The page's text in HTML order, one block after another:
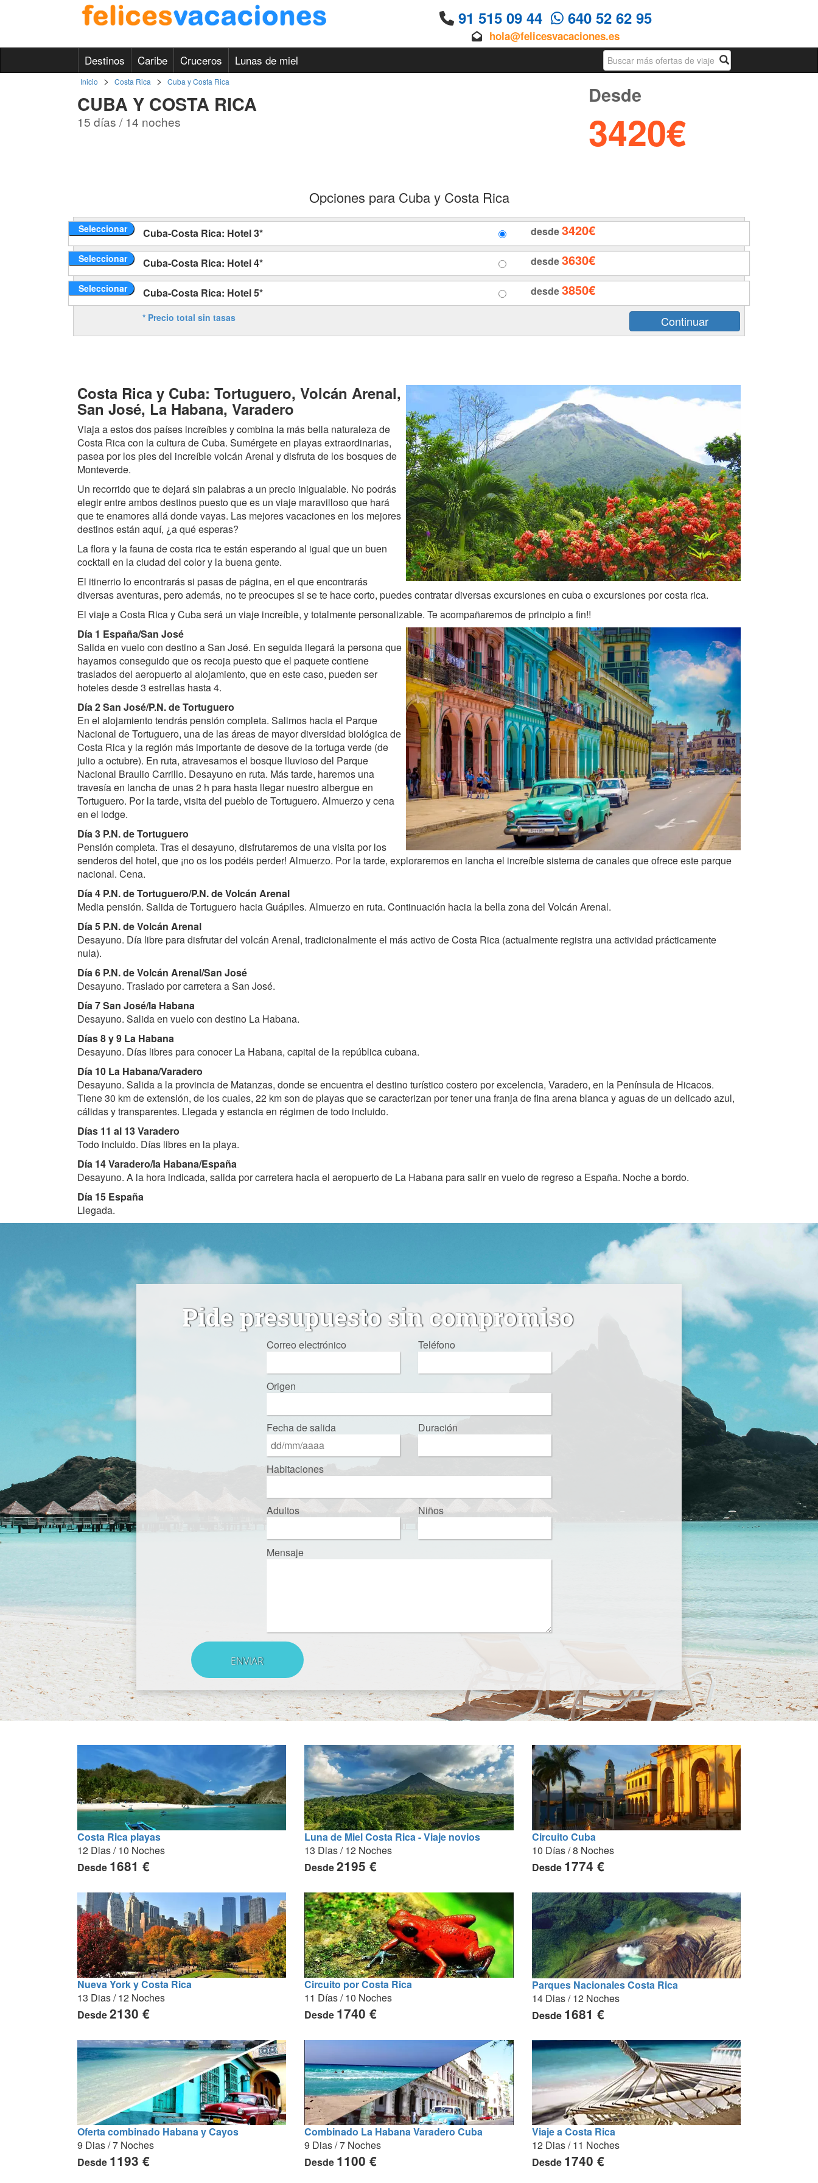
91 515 09 44 640 52 62 95
hola@felicesvacaciones.es
Destinos Caribe Cruceros Lunas de miel Busqueda
Inicio > Costa Rica > Cuba y Costa Rica
CUBA Y COSTA RICA
15 días / 14 noches
Desde
3420€
Opciones para Cuba y Costa Rica
Seleccionar Cuba-Costa Rica: Hotel 3* desde3420€
Seleccionar Cuba-Costa Rica: Hotel 4* desde3630€
Seleccionar Cuba-Costa Rica: Hotel 5* desde3850€
* Precio total sin tasas
Costa Rica y Cuba: Tortuguero, Volcán Arenal,
San José, La Habana, Varadero
Viaja a estos dos países increíbles y combina la más bella naturaleza de
Costa Rica con la cultura de Cuba. Sumérgete en playas extraordinarias,
pasea por los pies del increíble volcán Arenal y disfruta de los bosques de
Monteverde.
Un recorrido que te dejará sin palabras a un precio inigualable. No podrás
elegir entre ambos destinos puesto que es un viaje maravilloso que hará
que te enamores allá donde vayas. Las mejores vacaciones en los mejores
destinos están aquí, ¿a qué esperas?
La flora y la fauna de costa rica te están esperando al igual que un buen
cocktail en la ciudad del color y la buena gente.
El itinerrio lo encontrarás si pasas de página, en el que encontrarás
diversas aventuras, pero además, no te preocupes si se te hace corto, puedes contratar diversas excursiones en cuba o excursiones por costa rica.
El viaje a Costa Rica y Cuba será un viaje increíble, y totalmente personalizable. Te acompañaremos de principio a fin!!
Día 1 España/San José
Salida en vuelo con destino a San José. En seguida llegará la persona que
hayamos conseguido que os recoja puesto que el paquete contiene
traslados del aeropuerto al alojamiento, que en este caso, pueden ser
hoteles desde 3 estrellas hasta 4.
Día 2 San José/P.N. de Tortuguero
En el alojamiento tendrás pensión completa. Salimos hacia el Parque
Nacional de Tortuguero, una de las áreas de mayor diversidad biológica de
Costa Rica y la región más importante de desove de la tortuga verde (de
julio a octubre). En ruta, atravesamos el bosque lluvioso del Parque
Nacional Braulio Carrillo. Desayuno en ruta. Más tarde, haremos una
travesía en lancha de unas 2 h para hasta llegar nuestro albergue en
Tortuguero. Por la tarde, visita del pueblo de Tortuguero. Almuerzo y cena
en el lodge.
Día 3 P.N. de Tortuguero
Pensión completa. Tras el desayuno, disfrutaremos de una visita por los
senderos del hotel, que ¡no os los podéis perder! Almuerzo. Por la tarde, exploraremos en lancha el increíble sistema de canales que ofrece este parque
nacional. Cena.
Día 4 P.N. de Tortuguero/P.N. de Volcán Arenal
Media pensión. Salida de Tortuguero hacia Guápiles. Almuerzo en ruta. Continuación hacia la bella zona del Volcán Arenal.
Día 5 P.N. de Volcán Arenal
Desayuno. Día libre para disfrutar del volcán Arenal, tradicionalmente el más activo de Costa Rica (actualmente registra una actividad prácticamente
nula).
Día 6 P.N. de Volcán Arenal/San José
Desayuno. Traslado por carretera a San José.
Día 7 San José/la Habana
Desayuno. Salida en vuelo con destino La Habana.
Días 8 y 9 La Habana
Desayuno. Días libres para conocer La Habana, capital de la república cubana.
Día 10 La Habana/Varadero
Desayuno. Salida a la provincia de Matanzas, donde se encuentra el destino turístico costero por excelencia, Varadero, en la Península de Hicacos.
Tiene 30 km de extensión, de los cuales, 22 km son de playas que se caracterizan por tener una franja de fina arena blanca y aguas de un delicado azul,
cálidas y transparentes. Llegada y estancia en régimen de todo incluido.
Días 11 al 13 Varadero
Todo incluido. Días libres en la playa.
Día 14 Varadero/la Habana/España
Desayuno. A la hora indicada, salida por carretera hacia el aeropuerto de La Habana para salir en vuelo de regreso a España. Noche a bordo.
Día 15 España
Llegada.
Pide presupuesto sin compromiso
Correo electrónico Teléfono
Origen
Fecha de salida Duración
Habitaciones
Adultos Niños
Mensaje
Costa Rica playas
12 Dias / 10 Noches
Desde 1681 €
Luna de Miel Costa Rica - Viaje novios
13 Dias / 12 Noches
Desde2195 €
Circuito Cuba
10 Días / 8 Noches
Desde 1774 €
Nueva York y Costa Rica
13 Dias / 12 Noches
Desde2130 €
Circuito por Costa Rica
11 Días / 10 Noches
Desde 1740 €
Parques Nacionales Costa Rica
14 Dias / 12 Noches
Desde 1681 €
Oferta combinado Habana y Cayos
9 Dias / 7 Noches
Desde 1193 €
Combinado La Habana Varadero Cuba
9 Dias / 7 Noches
Desde 1100 €
Viaje a Costa Rica
12 Dias / 11 Noches
Desde 1740 €